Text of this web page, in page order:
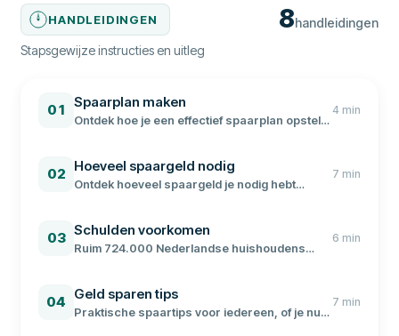
HANDLEIDINGEN 8handleidingen
Stapsgewijze instructies en uitleg
01 Spaarplan maken
Ontdek hoe je een effectief spaarplan opstelt
4 min
02 Hoeveel spaargeld nodig
Ontdek hoeveel spaargeld je nodig hebt
financiële buffer opbouwt.
7 min
03 Schulden voorkomen
Ruim 724.000 Nederlandse huishoudens
grip op je financiën.
6 min
04 Geld sparen tips
Praktische spaartips voor iedereen, of je nu
7 min